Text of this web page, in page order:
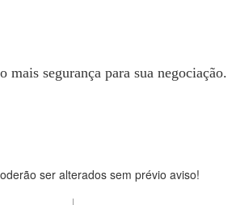
segurança para sua negociação.
ser alterados sem prévio aviso!